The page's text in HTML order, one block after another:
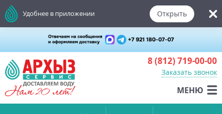
8 (812) 719-00-00
Заказать звонок
МЕНЮ
Удобнее в приложении Открыть